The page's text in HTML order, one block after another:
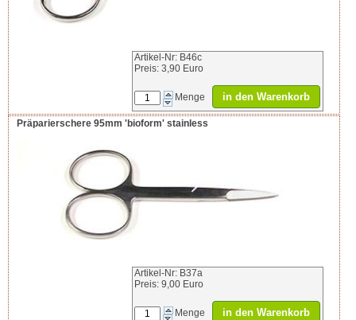
Artikel-Nr: B46c
Preis: 3,90 Euro
Menge in den Warenkorb
Präparierschere 95mm 'bioform' stainless
Artikel-Nr: B37a
Preis: 9,00 Euro
Menge in den Warenkorb